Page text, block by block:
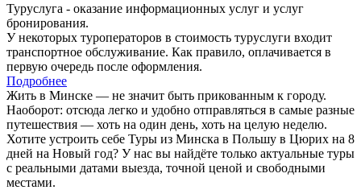
Туруслуга - оказание информационных услуг и услуг
бронирования.
У некоторых туроператоров в стоимость туруслуги входит
транспортное обслуживание. Как правило, оплачивается в
первую очередь после оформления.
Подробнее
Жить в Минске — не значит быть прикованным к городу.
Наоборот: отсюда легко и удобно отправляться в самые разные
путешествия — хоть на один день, хоть на целую неделю.
Хотите устроить себе Туры из Минска в Польшу в Цюрих на 8
дней на Новый год? У нас вы найдёте только актуальные туры
с реальными датами выезда, точной ценой и свободными
местами.